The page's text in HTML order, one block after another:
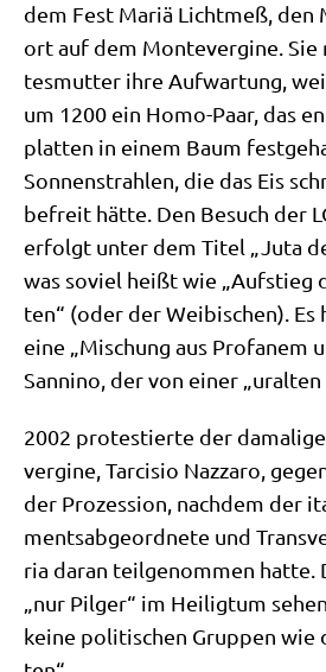
dem Fest Mariä Licht­meß,
ort auf dem Mon­te­ver­gi­ne.
tes­mut­ter ihre Auf­war­tung,
um 1200 ein Homo-Paar, das
plat­ten in einem Baum
Son­nen­strah­len, die das Eis
befreit hät­te. Den Besuch der
erfolgt unter dem Titel „Juta
was soviel heißt wie „Auf­stieg
ten“ (oder der Wei­bi­schen). Es
eine „Mischung aus Pro­fa­nem
San­ni­no, der von einer
2002 pro­te­stier­te der
ver­gi­ne, Tar­cis­io Naz­z­aro,
der Pro­zes­si­on, nach­dem der
ments­ab­ge­ord­ne­te und
ria dar­an teil­ge­nom­men hat­te.
„nur Pil­ger“ im Hei­lig­tum
kei­ne poli­ti­schen Grup­pen wie